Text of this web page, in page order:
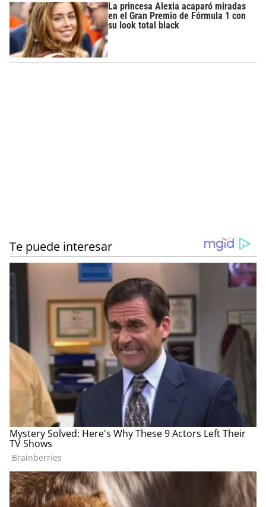
La princesa Alexia acaparó miradas
en el Gran Premio de Fórmula 1 con
su look total black